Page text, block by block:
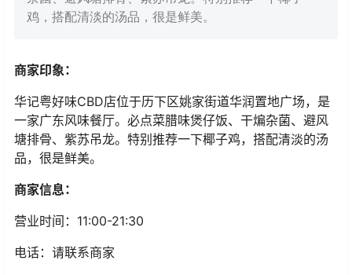
鸡，搭配清淡的汤品，很是鲜美。
商家印象：
华记粤好味CBD店位于历下区姚家街道华润置地广场，是
一家广东风味餐厅。必点菜腊味煲仔饭、干煸杂菌、避风
塘排骨、紫苏吊龙。特别推荐一下椰子鸡，搭配清淡的汤
品，很是鲜美。
商家信息：
营业时间：11:00-21:30
电话：请联系商家